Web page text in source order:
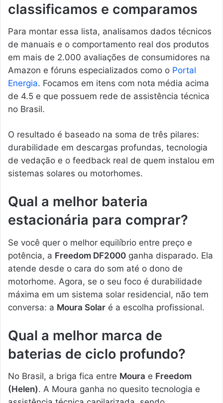
classificamos e comparamos
Para montar essa lista, analisamos dados técnicos
de manuais e o comportamento real dos produtos
em mais de 2.000 avaliações de consumidores na
Amazon e fóruns especializados como o Portal
Energia. Focamos em itens com nota média acima
de 4.5 e que possuem rede de assistência técnica
no Brasil.
O resultado é baseado na soma de três pilares:
durabilidade em descargas profundas, tecnologia
de vedação e o feedback real de quem instalou em
sistemas solares ou motorhomes.
Qual a melhor bateria
estacionária para comprar?
Se você quer o melhor equilíbrio entre preço e
potência, a Freedom DF2000 ganha disparado. Ela
atende desde o cara do som até o dono de
motorhome. Agora, se o seu foco é durabilidade
máxima em um sistema solar residencial, não tem
conversa: a Moura Solar é a escolha profissional.
Qual a melhor marca de
baterias de ciclo profundo?
No Brasil, a briga fica entre Moura e Freedom
(Helen). A Moura ganha no quesito tecnologia e